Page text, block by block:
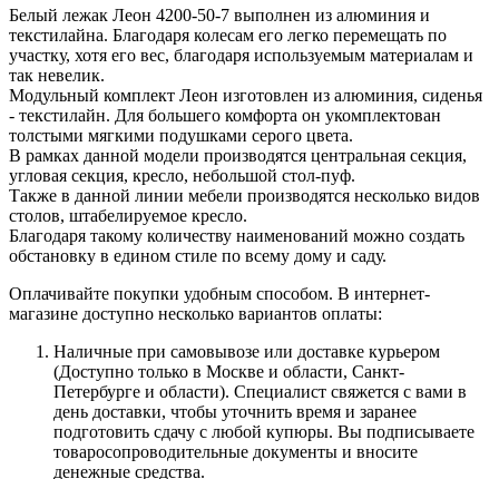
Белый лежак Леон 4200-50-7 выполнен из алюминия и
текстилайна. Благодаря колесам его легко перемещать по
участку, хотя его вес, благодаря используемым материалам и
так невелик.
Модульный комплект Леон изготовлен из алюминия, сиденья
- текстилайн. Для большего комфорта он укомплектован
толстыми мягкими подушками серого цвета.
В рамках данной модели производятся центральная секция,
угловая секция, кресло, небольшой стол-пуф.
Также в данной линии мебели производятся несколько видов
столов, штабелируемое кресло.
Благодаря такому количеству наименований можно создать
обстановку в едином стиле по всему дому и саду.
Оплачивайте покупки удобным способом. В интернет-
магазине доступно несколько вариантов оплаты:
Наличные при самовывозе или доставке курьером
(Доступно только в Москве и области, Санкт-
Петербурге и области). Специалист свяжется с вами в
день доставки, чтобы уточнить время и заранее
подготовить сдачу с любой купюры. Вы подписываете
товаросопроводительные документы и вносите
денежные средства.